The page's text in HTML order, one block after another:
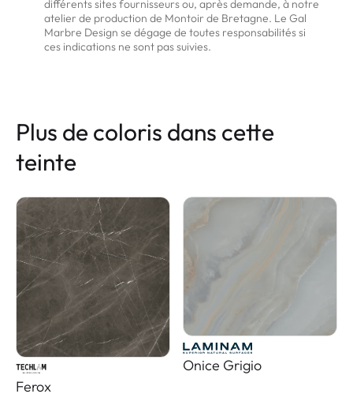
différents sites fournisseurs ou, après demande, à notre
atelier de production de Montoir de Bretagne. Le Gal
Marbre Design se dégage de toutes responsabilités si
ces indications ne sont pas suivies.
Plus de coloris dans cette
teinte
Ferox
Onice Grigio